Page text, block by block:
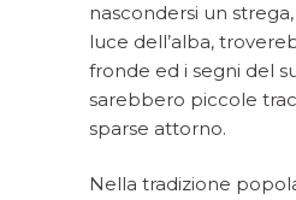
nascondersi un
luce dell’alba,
fronde ed i segni del
sarebbero piccole
sparse attorno.
Nella tradizione